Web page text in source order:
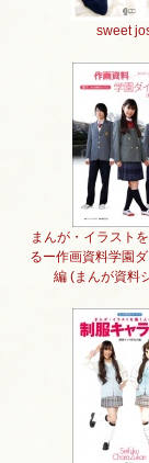
sweet
まんが・イラスト
るー作画資料学園
編 (まんが資料